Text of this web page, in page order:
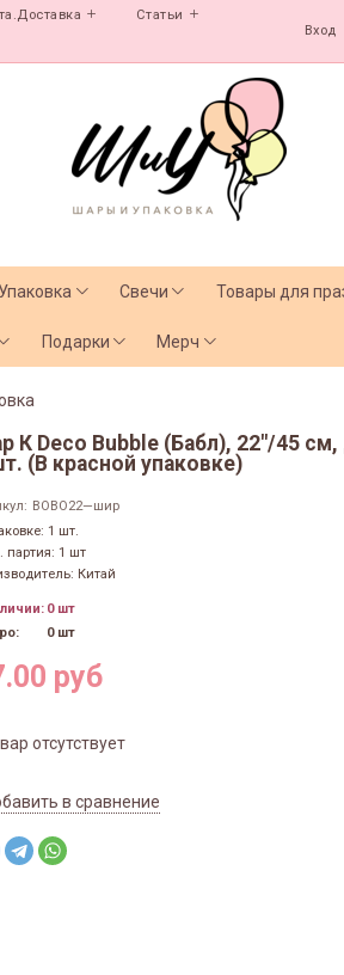
Статьи
Вход
Упаковка Свечи Товары для
Подарки Мерч
К Deco Bubble (Бабл), 22"/45
(В красной упаковке)
BOBO22—шир
1 шт.
партия: 1 шт
Китай
0 шт
0 шт
руб
отсутствует
в сравнение